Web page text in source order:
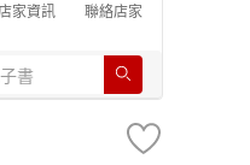
家資訊 聯絡店家